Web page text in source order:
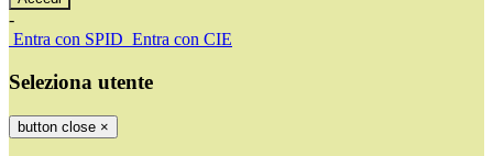
-
Entra con SPID Entra con CIE
Seleziona utente
button close ×